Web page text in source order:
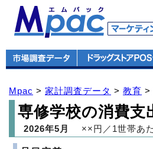
Mpac > 家計調査データ > 教育 >
専修学校の消費支
2026年5月 ××円／1世帯あ